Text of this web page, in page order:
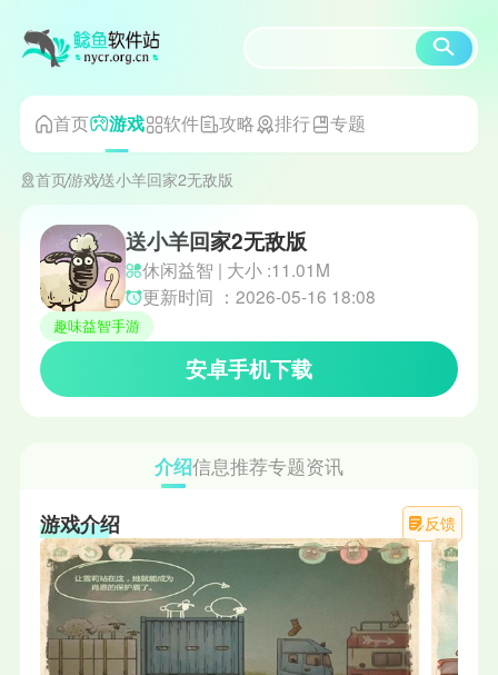
首页 游戏 软件 攻略 排行 专题
首页游戏送小羊回家2无敌版
送小羊回家2无敌版
休闲益智 | 大小 :11.01M
更新时间 ：2026-05-16 18:08
趣味益智手游
安卓手机下载
介绍信息推荐专题资讯
反馈
游戏介绍